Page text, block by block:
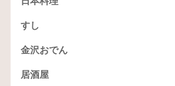
すし
金沢おでん
居酒屋